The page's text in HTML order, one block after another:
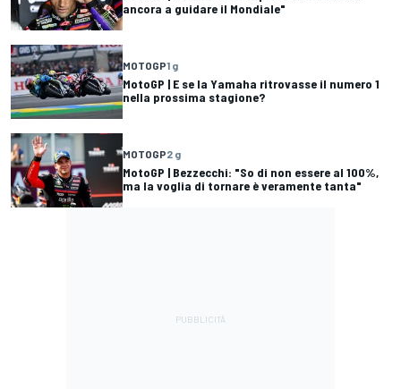
ancora a guidare il Mondiale"
MOTOGP1 g
MotoGP | E se la Yamaha ritrovasse il numero 1
nella prossima stagione?
MOTOGP2 g
MotoGP | Bezzecchi: "So di non essere al 100%,
ma la voglia di tornare è veramente tanta"